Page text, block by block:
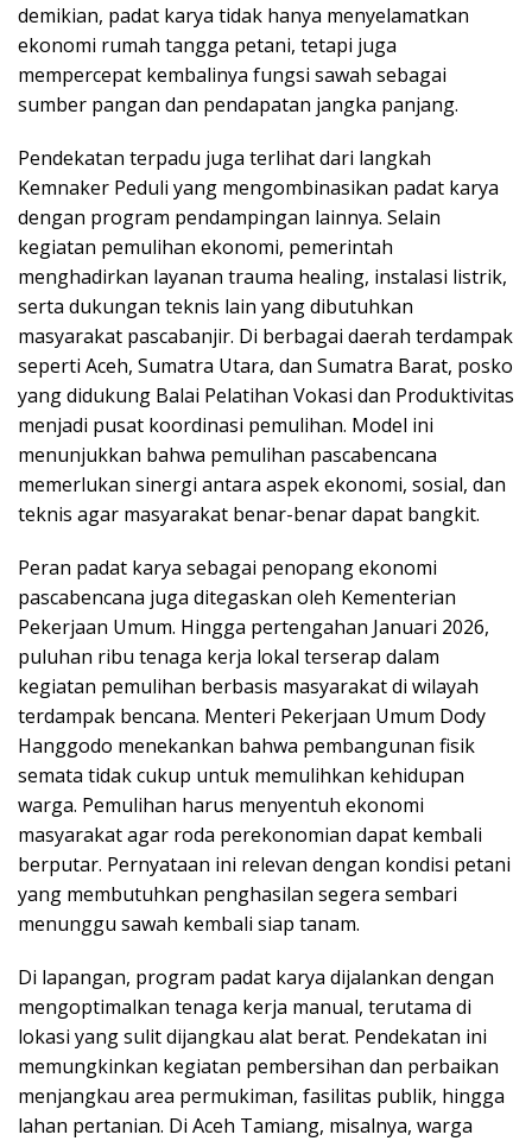
demikian, padat karya tidak hanya menyelamatkan
ekonomi rumah tangga petani, tetapi juga
mempercepat kembalinya fungsi sawah sebagai
sumber pangan dan pendapatan jangka panjang.
Pendekatan terpadu juga terlihat dari langkah
Kemnaker Peduli yang mengombinasikan padat karya
dengan program pendampingan lainnya. Selain
kegiatan pemulihan ekonomi, pemerintah
menghadirkan layanan trauma healing, instalasi listrik,
serta dukungan teknis lain yang dibutuhkan
masyarakat pascabanjir. Di berbagai daerah terdampak
seperti Aceh, Sumatra Utara, dan Sumatra Barat, posko
yang didukung Balai Pelatihan Vokasi dan Produktivitas
menjadi pusat koordinasi pemulihan. Model ini
menunjukkan bahwa pemulihan pascabencana
memerlukan sinergi antara aspek ekonomi, sosial, dan
teknis agar masyarakat benar-benar dapat bangkit.
Peran padat karya sebagai penopang ekonomi
pascabencana juga ditegaskan oleh Kementerian
Pekerjaan Umum. Hingga pertengahan Januari 2026,
puluhan ribu tenaga kerja lokal terserap dalam
kegiatan pemulihan berbasis masyarakat di wilayah
terdampak bencana. Menteri Pekerjaan Umum Dody
Hanggodo menekankan bahwa pembangunan fisik
semata tidak cukup untuk memulihkan kehidupan
warga. Pemulihan harus menyentuh ekonomi
masyarakat agar roda perekonomian dapat kembali
berputar. Pernyataan ini relevan dengan kondisi petani
yang membutuhkan penghasilan segera sembari
menunggu sawah kembali siap tanam.
Di lapangan, program padat karya dijalankan dengan
mengoptimalkan tenaga kerja manual, terutama di
lokasi yang sulit dijangkau alat berat. Pendekatan ini
memungkinkan kegiatan pembersihan dan perbaikan
menjangkau area permukiman, fasilitas publik, hingga
lahan pertanian. Di Aceh Tamiang, misalnya, warga